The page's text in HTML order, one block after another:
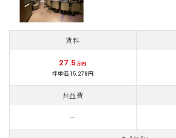
賃料
27.5万円
坪単価 15,278円
共益費
ー